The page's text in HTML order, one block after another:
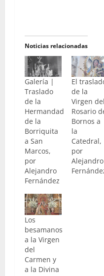
Noticias relacionadas
Galería |
Traslado
de la
Hermandad
de la
Borriquita
a San
Marcos,
por
Alejandro
Fernández
El
de la
Virgen del
Rosario
Bornos a
la
Catedral,
por
Alejandro
Los
besamanos
a la Virgen
del
Carmen y
a la Divina